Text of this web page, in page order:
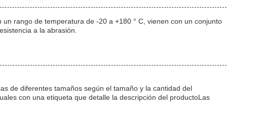
rango de temperatura de -20 a +180 ° C, vienen con un conjunto
a la abrasión.
de diferentes tamaños según el tamaño y la cantidad del
con una etiqueta que detalle la descripción del productoLas